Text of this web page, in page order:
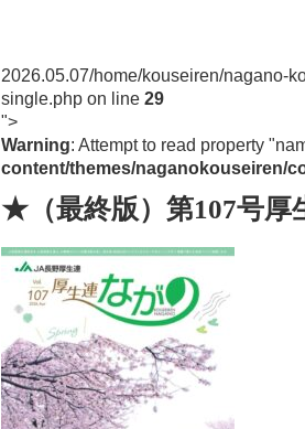
2026.05.07/home/kouseiren/nagano-
single.php on line 29
">
Warning: Attempt to read property
content/themes/naganokouseiren/
★（最終版）第107号厚